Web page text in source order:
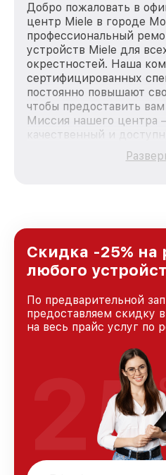
Добро пожаловать в
центр Miele в городе
профессиональный
устройств Miele для
окрестностей. Наша
сертифицированных
постоянно повышают
чтобы предоставить
Миссия нашего центра
качественный и
каждого пользователя
зависимости от
и лояльности наших
Скидка -25% на
любого
По предварительной
предоставляем скидку
на весь прайс услуг по
25